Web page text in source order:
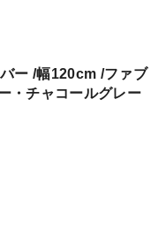
ー /幅120cm /ファブ
・チャコールグレー